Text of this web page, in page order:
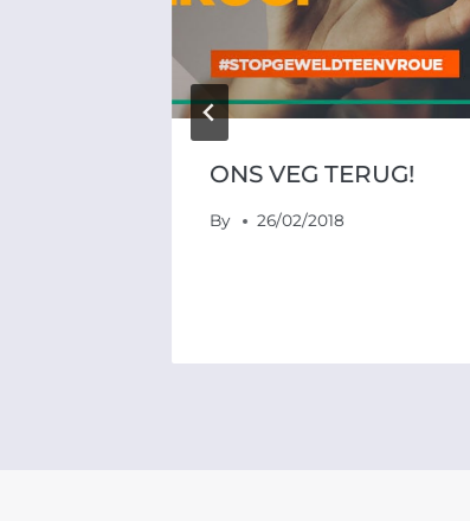
ONS VEG TERUG!
By 26/02/2018